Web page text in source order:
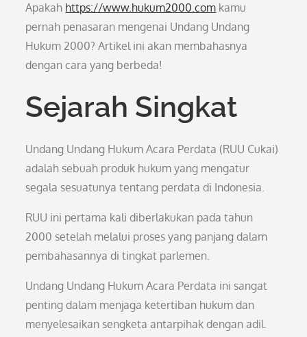
Apakah https://www.hukum2000.com kamu
pernah penasaran mengenai Undang Undang
Hukum 2000? Artikel ini akan membahasnya
dengan cara yang berbeda!
Sejarah Singkat
Undang Undang Hukum Acara Perdata (RUU Cukai)
adalah sebuah produk hukum yang mengatur
segala sesuatunya tentang perdata di Indonesia.
RUU ini pertama kali diberlakukan pada tahun
2000 setelah melalui proses yang panjang dalam
pembahasannya di tingkat parlemen.
Undang Undang Hukum Acara Perdata ini sangat
penting dalam menjaga ketertiban hukum dan
menyelesaikan sengketa antarpihak dengan adil.